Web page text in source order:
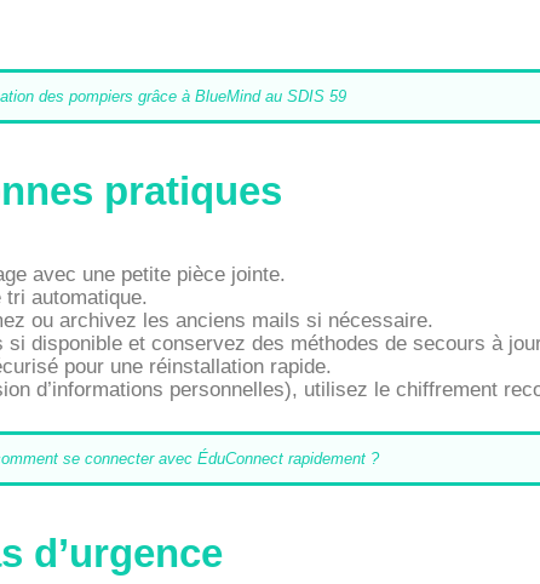
des pompiers grâce à BlueMind au SDIS 59
pratiques
avec une petite pièce jointe.
automatique.
ou archivez les anciens mails si nécessaire.
disponible et conservez des méthodes de secours à
pour une réinstallation rapide.
d’informations personnelles), utilisez le chiffrement
se connecter avec ÉduConnect rapidement ?
d’urgence